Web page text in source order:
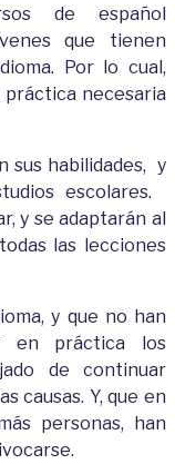
de español
que tienen
Por lo cual,
práctica necesaria
sus habilidades, y
escolares.
y se adaptarán al
las lecciones
y que no han
en práctica los
jado de continuar
causas. Y, que en
personas, han